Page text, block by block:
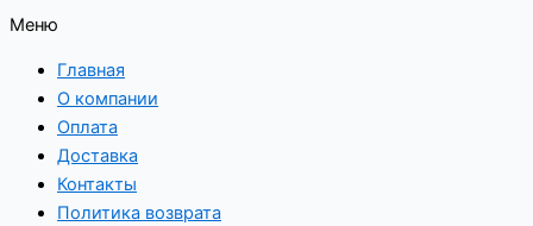
Меню
Главная
О компании
Оплата
Доставка
Контакты
Политика возврата